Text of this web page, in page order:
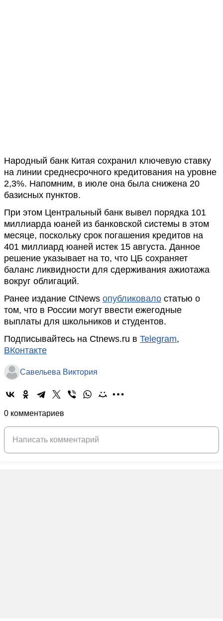
Народный банк Китая сохранил ключевую ставку
на линии среднесрочного кредитования на уровне
2,3%. Напомним, в июле она была снижена 20
базисных пунктов.
При этом Центральный банк вывел порядка 101
миллиарда юаней из банковской системы в этом
месяце, поскольку срок погашения кредитов на
401 миллиард юаней истек 15 августа. Данное
решение указывает на то, что ЦБ сохраняет
баланс ликвидности для сдерживания ажиотажа
вокруг облигаций.
Ранее издание CtNews опубликовало статью о
том, что в России могут ввести ежегодные
выплаты для школьников и студентов.
Подписывайтесь на Ctnews.ru в Telegram,
ВКонтакте
Савельева Виктория
0 комментариев